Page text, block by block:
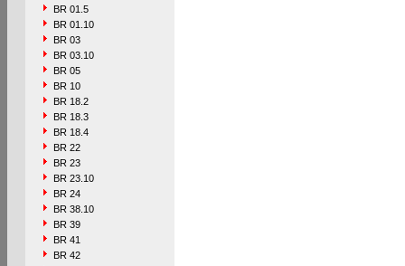
BR 01.5
BR 01.10
BR 03
BR 03.10
BR 05
BR 10
BR 18.2
BR 18.3
BR 18.4
BR 22
BR 23
BR 23.10
BR 24
BR 38.10
BR 39
BR 41
BR 42